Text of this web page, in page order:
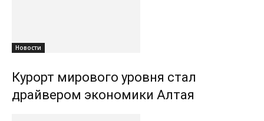
Новости
Курорт мирового уровня стал
драйвером экономики Алтая